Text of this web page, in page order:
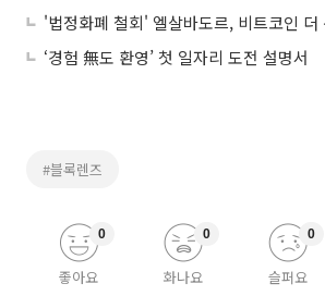
‘경험 無도 환영’ 첫 일자리 도전 설명서
#블록렌즈
좋아요
0
화나요
0
슬퍼요
0